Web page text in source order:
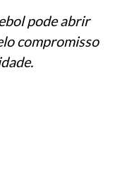
pode abrir
compromisso